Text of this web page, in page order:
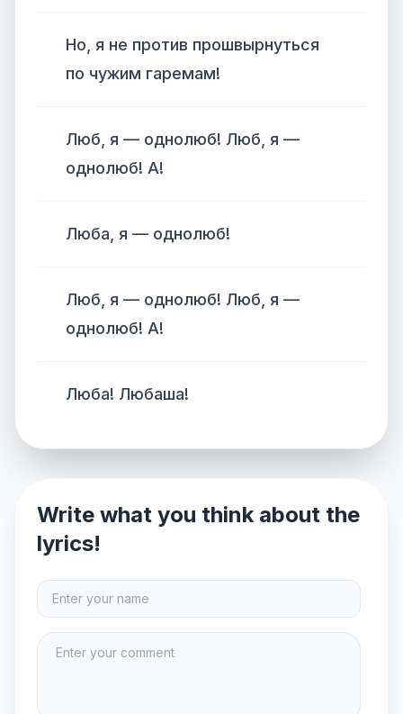
Но, я не против прошвырнуться
по чужим гаремам!
Люб, я — однолюб! Люб, я —
однолюб! А!
Люба, я — однолюб!
Люб, я — однолюб! Люб, я —
однолюб! А!
Люба! Любаша!
Write what you think about the
lyrics!